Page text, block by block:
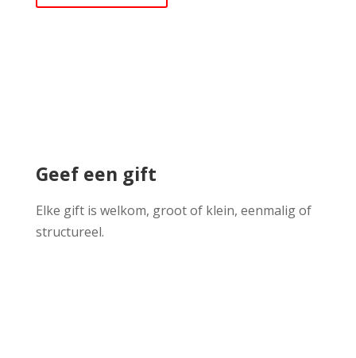
Geef een gift
Elke gift is welkom, groot of klein, eenmalig of
structureel.